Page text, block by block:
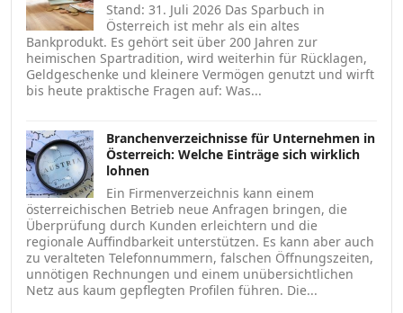
Stand: 31. Juli 2026 Das Sparbuch in
Österreich ist mehr als ein altes
Bankprodukt. Es gehört seit über 200 Jahren zur
heimischen Spartradition, wird weiterhin für Rücklagen,
Geldgeschenke und kleinere Vermögen genutzt und wirft
bis heute praktische Fragen auf: Was...
Branchenverzeichnisse für Unternehmen in
Österreich: Welche Einträge sich wirklich
lohnen
Ein Firmenverzeichnis kann einem
österreichischen Betrieb neue Anfragen bringen, die
Überprüfung durch Kunden erleichtern und die
regionale Auffindbarkeit unterstützen. Es kann aber auch
zu veralteten Telefonnummern, falschen Öffnungszeiten,
unnötigen Rechnungen und einem unübersichtlichen
Netz aus kaum gepflegten Profilen führen. Die...